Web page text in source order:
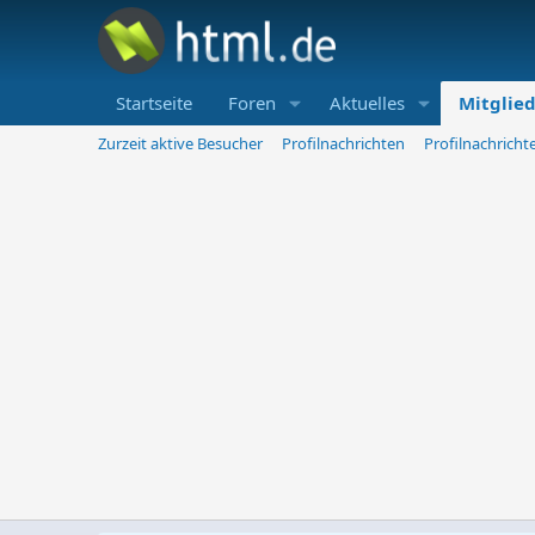
Startseite Foren Aktuelles
Zurzeit aktive Besucher Profilnachrichten